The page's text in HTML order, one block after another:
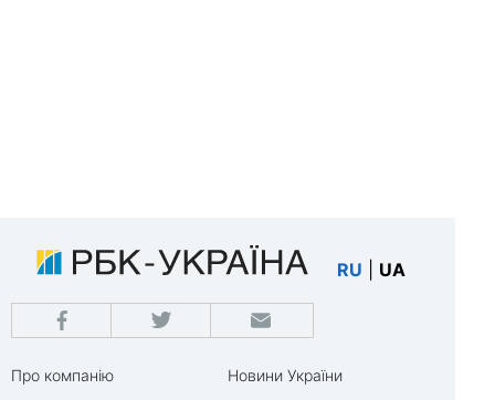
RU UA
Про компанію
Новини України